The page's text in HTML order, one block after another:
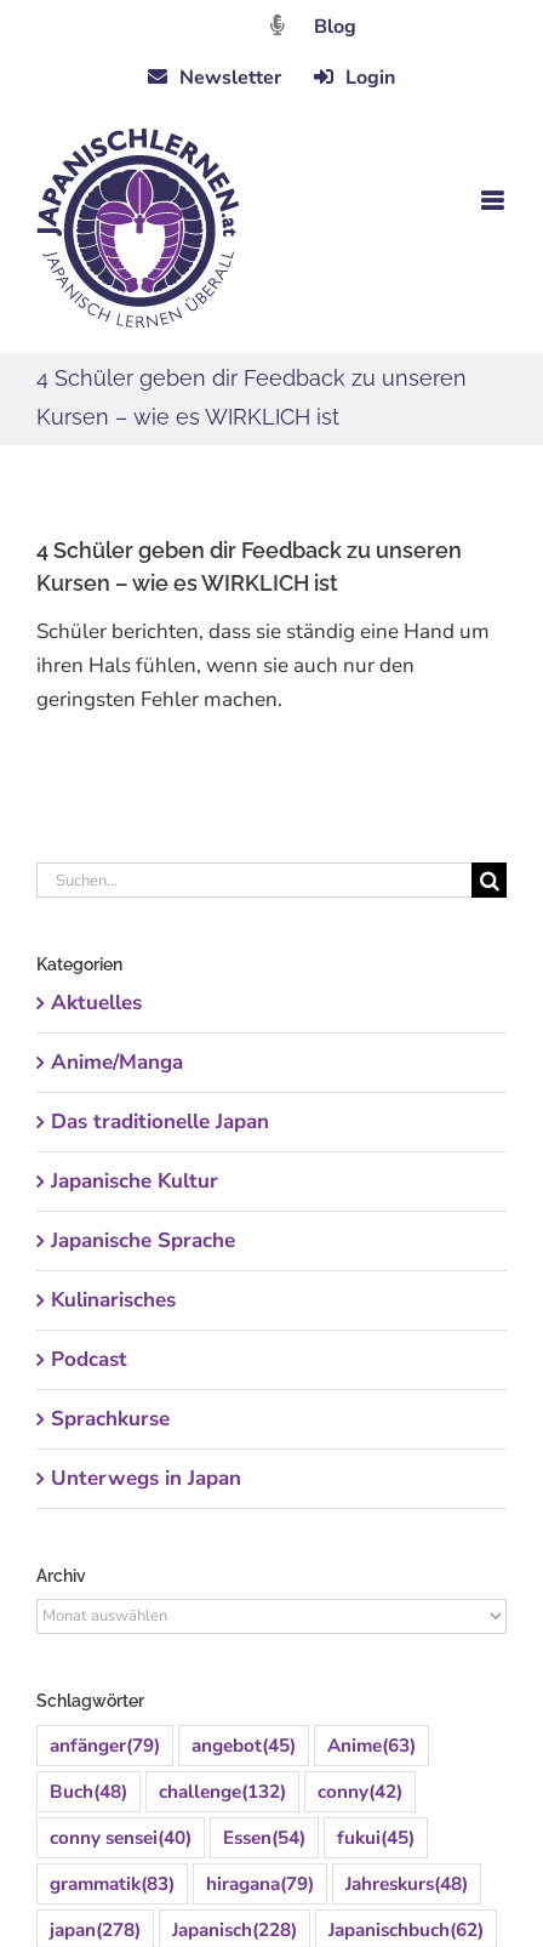
Blog
Newsletter
Login
4 Schüler geben dir Feedback zu unseren
Kursen – wie es WIRKLICH ist
4 Schüler geben dir Feedback zu unseren
Kursen – wie es WIRKLICH ist
Schüler berichten, dass sie ständig eine Hand um
ihren Hals fühlen, wenn sie auch nur den
geringsten Fehler machen.
Suche
Kategorien
Aktuelles
Anime/Manga
Das traditionelle Japan
Japanische Kultur
Japanische Sprache
Kulinarisches
Podcast
Sprachkurse
Unterwegs in Japan
Archiv
Archiv
Schlagwörter
anfänger(79) angebot(45) Anime(63)
Buch(48) challenge(132) conny(42)
conny sensei(40) Essen(54) fukui(45)
grammatik(83) hiragana(79) Jahreskurs(48)
japan(278) Japanisch(228) Japanischbuch(62)